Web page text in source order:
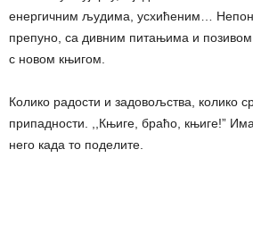
енергичним људима, усхићеним…
препуно, са дивним питањима и
с новом књигом.
Колико радости и задовољства, колико
припадности. ,,Књиге, браћо, књиге!”
него када то поделите.